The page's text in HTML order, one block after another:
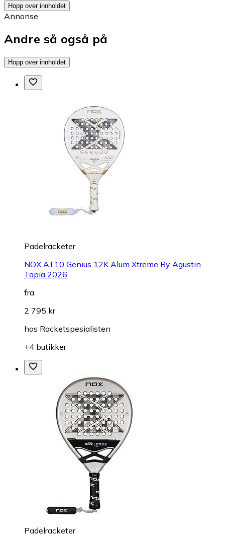
Hopp over innholdet
Annonse
Andre så også på
Hopp over innholdet
Padelracketer
NOX AT10 Genius 12K Alum Xtreme By Agustin
Tapia 2026
fra
2 795 kr
hos Racketspesialisten
+4 butikker
Padelracketer